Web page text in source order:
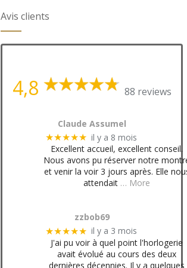
Avis clients
4,8 88 reviews
Claude Assumel
★★★★★ il y a 8 mois
Excellent accueil, excellent conseil.
Nous avons pu réserver notre
et venir la voir 3 jours après. Elle
attendait … More
zzbob69
★★★★★ il y a 3 mois
J'ai pu voir à quel point l'horlogerie
avait évolué au cours des deux
dernières décennies. Il y a quelques